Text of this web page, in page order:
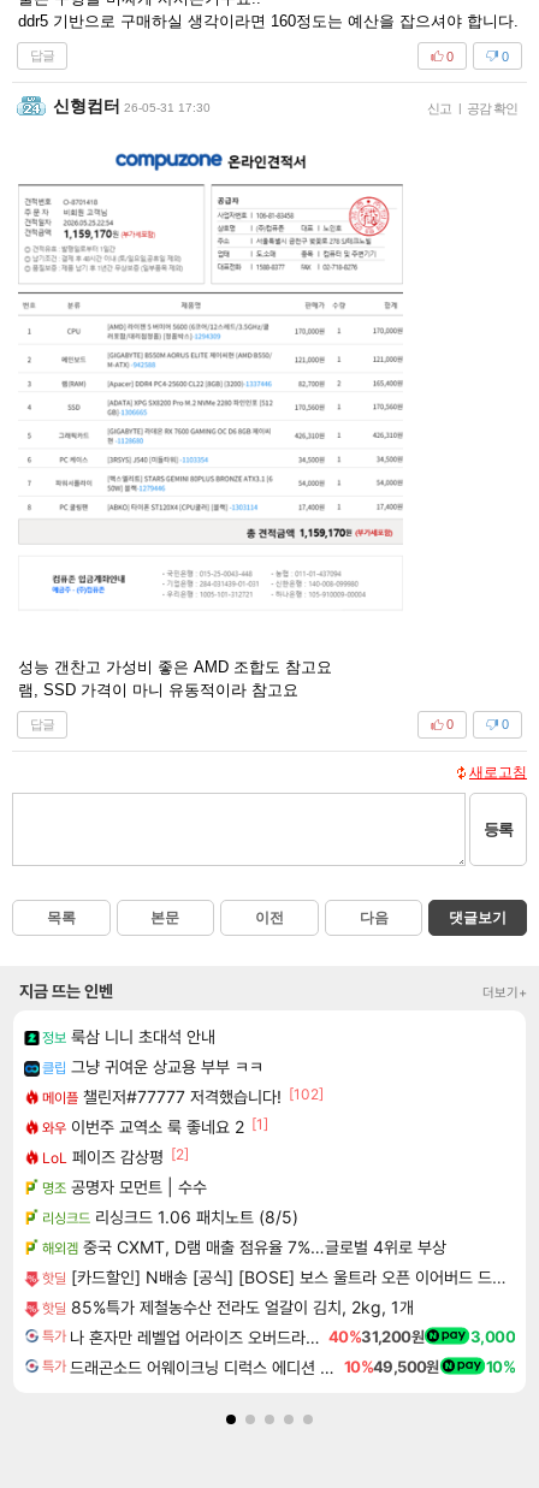
ddr5 기반으로 구매하실 생각이라면 160정도는 예산을 잡으셔야 합니다.
답글 0
0
신형컴터 26-05-31 17:30 신고 | 공감 확인
성능 갠찬고 가성비 좋은 AMD 조합도 참고요
램, SSD 가격이 마니 유동적이라 참고요
답글 0
0
새로고침
등록
목록 본문 이전 다음 댓글보기
지금 뜨는 인벤 더보기+
정보 룩삼 니니 초대석 안내
클립 그냥 귀여운 상교용 부부 ㅋㅋ
메이플 챌린저#77777 저격했습니다! [102]
와우 이번주 교역소 룩 좋네요 2 [1]
LoL 페이즈 감상평 [2]
명조 공명자 모먼트 | 수수
리싱크드 리싱크드 1.06 패치노트 (8/5)
해외겜 중국 CXMT, D램 매출 점유율 7%…글로벌 4위로 부상
핫딜 [카드할인] N배송 [공식] [BOSE] 보스 울트라 오픈 이어버드 드리프트우드 샌드
핫딜 85%특가 제철농수산 전라도 얼갈이 김치, 2kg, 1개
특가 나 혼자만 레벨업 어라이즈 오버드라이브 디럭스 에디션 Solo Leveling Arise Overdrive Deluxe Edition 40%31,200원 3,000
특가 드래곤소드 어웨이크닝 디럭스 에디션 DragonSword Awakening Deluxe Edition 10%49,500원 10%